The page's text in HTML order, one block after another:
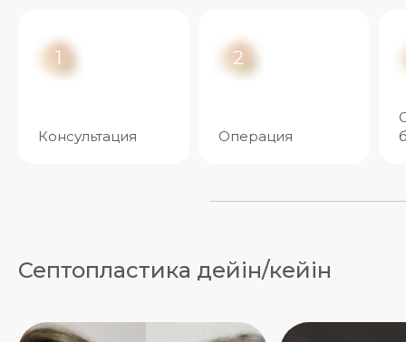
1
Консультация
2
Операция
Септопластика дейін/кейін